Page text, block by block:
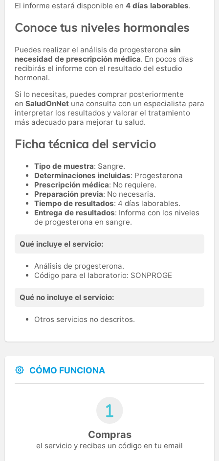
El informe estará disponible en 4 días laborables.
Conoce tus niveles hormonales
Puedes realizar el análisis de progesterona sin
necesidad de prescripción médica. En pocos días
recibirás el informe con el resultado del estudio
hormonal.
Si lo necesitas, puedes comprar posteriormente
en SaludOnNet una consulta con un especialista para
interpretar los resultados y valorar el tratamiento
más adecuado para mejorar tu salud.
Ficha técnica del servicio
Tipo de muestra: Sangre.
Determinaciones incluidas: Progesterona
Prescripción médica: No requiere.
Preparación previa: No necesaria.
Tiempo de resultados: 4 días laborables.
Entrega de resultados: Informe con los niveles
de progesterona en sangre.
Qué incluye el servicio:
Análisis de progesterona.
Código para el laboratorio: SONPROGE
Qué no incluye el servicio:
Otros servicios no descritos.
CÓMO FUNCIONA
Compras
el servicio y recibes un código en tu email